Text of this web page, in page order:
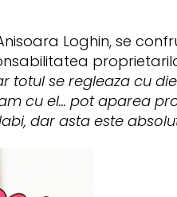
Loghin, se
totul se regleaza cu
cu el... pot aparea
dar asta este